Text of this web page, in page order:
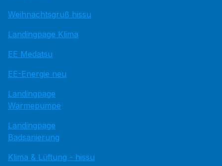
Weihnachtsgruß hissu
Landingpage Klima
EE Medatsu
EE-Energie neu
Landingpage
Wärmepumpe
Landingpage
Badsanierung
Klima & Lüftung - hissu